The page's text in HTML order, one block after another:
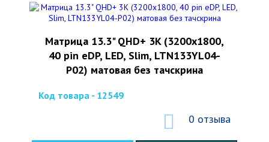
Матрица 13.3" QHD+ 3K (3200x1800,
40 pin eDP, LED, Slim, LTN133YL04-
P02) матовая без тачскрина
Код товара - 12549
0 отзыва